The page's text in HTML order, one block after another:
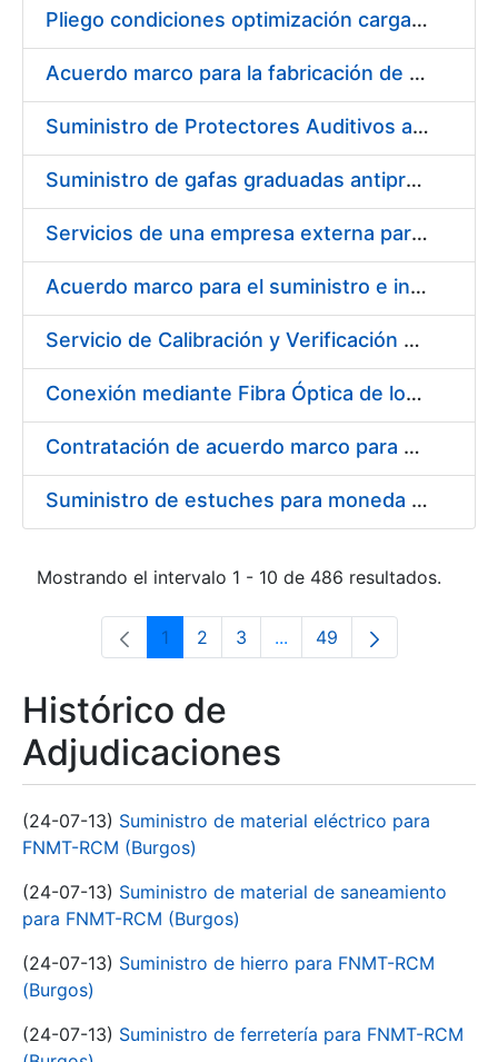
Pliego condiciones optimización cargas compras firmado
Acuerdo marco para la fabricación de piezas
Suministro de Protectores Auditivos a medida para las personas trabajadoras de los Centros de Trabajo de Madrid y Burgos
Suministro de gafas graduadas antiproyecciones para los trabajadores de la FNMT-RCM en los centros de trabajo de Madrid y Burgos
Servicios de una empresa externa para el asesoramiento y resolución de los recursos de alzada que se presentan relacionados con procesos de selección para la FNMT-RCM
Acuerdo marco para el suministro e instalación de persianas, estores y otros complementos
Servicio de Calibración y Verificación Externa de los Equipos de Medición del Servicio de Prevención de la FNMT-RCM
Conexión mediante Fibra Óptica de los Centros de Proceso de Datos (CPDs) de las sedes de la FNMT-RCM de Burgos y Madrid
Contratación de acuerdo marco para el Suministro de Material de Electricidad para la Fábrica Nacional de Moneda y Timbre-Real Casa de la Moneda en su centro de trabajo de Burgos
Suministro de estuches para moneda de 30 €
Mostrando el intervalo 1 - 10 de 486 resultados.
Página
1 Página
2 Página
3 ...Páginas intermedias Use
Página
49
Histórico de
Adjudicaciones
(24-07-13) Suministro de material eléctrico para
FNMT-RCM (Burgos)
(24-07-13) Suministro de material de saneamiento
para FNMT-RCM (Burgos)
(24-07-13) Suministro de hierro para FNMT-RCM
(Burgos)
(24-07-13) Suministro de ferretería para FNMT-RCM